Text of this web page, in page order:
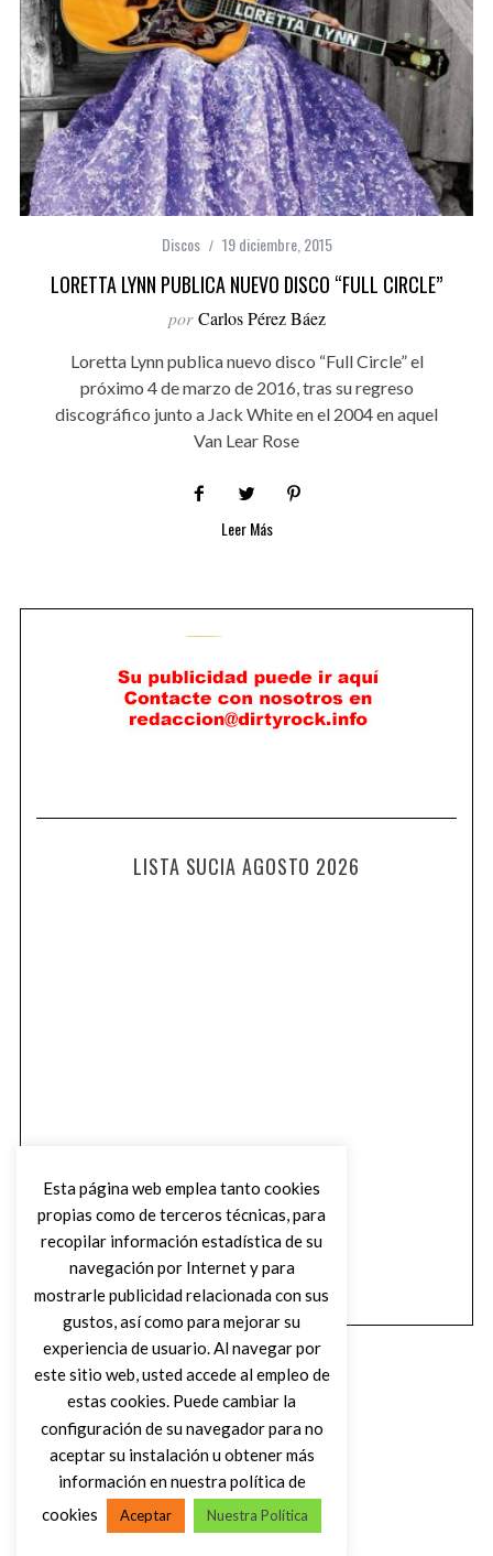
Discos 19 diciembre, 2015
LORETTA LYNN PUBLICA NUEVO DISCO “FULL CIRCLE”
por Carlos Pérez Báez
Loretta Lynn publica nuevo disco “Full Circle” el
próximo 4 de marzo de 2016, tras su regreso
discográfico junto a Jack White en el 2004 en aquel
Van Lear Rose
Leer Más
LISTA SUCIA AGOSTO 2026
VOLVER AL INICIO
Esta página web emplea tanto cookies
propias como de terceros técnicas, para
recopilar información estadística de su
navegación por Internet y para
mostrarle publicidad relacionada con sus
gustos, así como para mejorar su
experiencia de usuario. Al navegar por
este sitio web, usted accede al empleo de
estas cookies. Puede cambiar la
configuración de su navegador para no
aceptar su instalación u obtener más
información en nuestra política de
cookies
Aceptar Nuestra Política